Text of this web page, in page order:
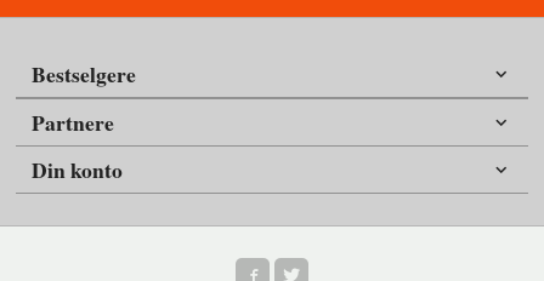
Bestselgere
Partnere
Din konto